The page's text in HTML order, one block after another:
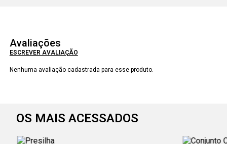
Avaliações
ESCREVER AVALIAÇÃO
Nenhuma avaliação cadastrada para esse produto.
OS MAIS ACESSADOS